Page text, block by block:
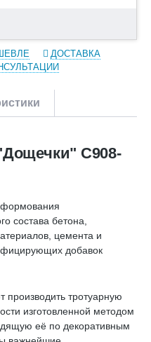
ДОСТАВКА
C908-
состава бетона,
цемента и
добавок
производить тротуарную
изготовленной методом
её по декоративным